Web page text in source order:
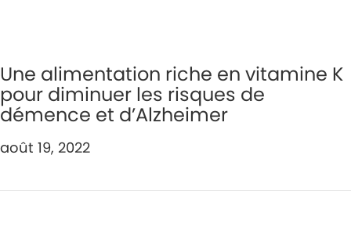
Une alimentation riche en vitamine K
pour diminuer les risques de
démence et d’Alzheimer
août 19, 2022